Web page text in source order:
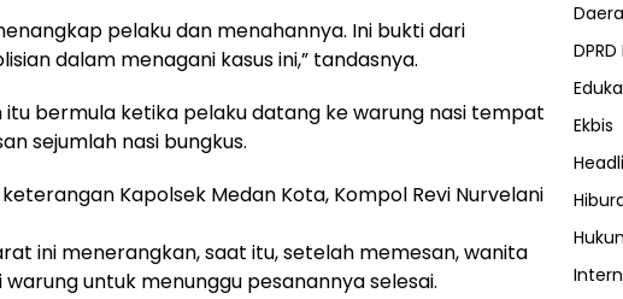
pelaku dan menahannya. Ini bukti dari
dalam menagani kasus ini,” tandasnya.
itu bermula ketika pelaku datang ke warung nasi tempat
sejumlah nasi bungkus.
Kapolsek Medan Kota, Kompol Revi Nurvelani
ini menerangkan, saat itu, setelah memesan, wanita
untuk menunggu pesanannya selesai.
Ekbis